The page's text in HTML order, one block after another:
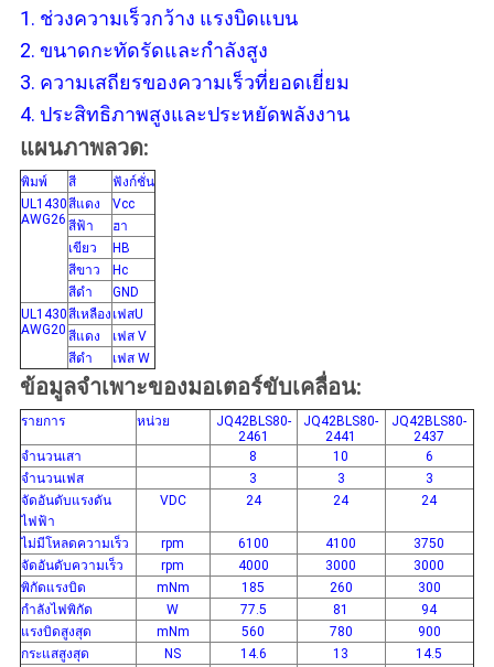
1. ช่วงความเร็วกว้าง แรงบิดแบน
2. ขนาดกะทัดรัดและกำลังสูง
3. ความเสถียรของความเร็วที่ยอดเยี่ยม
4. ประสิทธิภาพสูงและประหยัดพลังงาน
แผนภาพลวด:
พิมพ์ สี
ฟังก์ชั่น
UL1430
AWG26
สีแดง
Vcc
สีฟ้า
ฮา
เขียว
HB
สีขาว
Hc
สีดำ
GND
UL1430
AWG20
สีเหลือง เฟสU
สีแดง
เฟส V
สีดำ
เฟส W
ข้อมูลจำเพาะของมอเตอร์ขับเคลื่อน:
รายการ หน่วย
JQ42BLS80-
2461
JQ42BLS80-
2441
JQ42BLS80-
2437
จำนวนเสา
8 10
6
จำนวนเฟส
3 3
3
จัดอันดับแรงดัน
ไฟฟ้า
VDC 24 24 24
ไม่มีโหลดความเร็ว rpm 6100 4100
3750
จัดอันดับความเร็ว
rpm 4000 3000
3000
พิกัดแรงบิด
mNm 185 260
300
กำลังไฟพิกัด
W 77.5 81
94
แรงบิดสูงสุด
mNm 560 780
900
กระแสสูงสุด
NS 14.6 13
14.5